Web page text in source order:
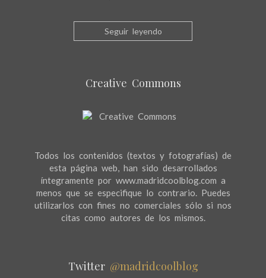
Seguir leyendo
Creative Commons
Todos los contenidos (textos y fotografías) de
esta página web, han sido desarrollados
íntegramente por www.madridcoolblog.com a
menos que se especifique lo contrario. Puedes
utilizarlos con fines no comerciales sólo si nos
citas como autores de los mismos.
Twitter @madridcoolblog